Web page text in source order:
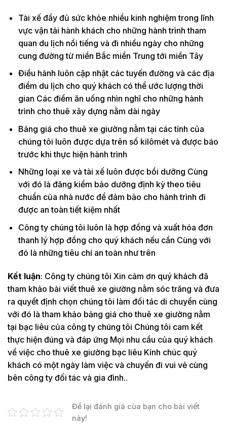
Tài xế đầy đủ sức khỏe nhiều kinh nghiệm trong lĩnh
vực vận tải hành khách cho những hành trình tham
quan du lịch nổi tiếng và đi nhiều ngày cho những
cung đường từ miền Bắc miền Trung tới miền Tây
Điều hành luôn cập nhật các tuyến đường và các địa
điểm du lịch cho quý khách có thể ước lượng thời
gian Các điểm ăn uống nhìn nghĩ cho những hành
trình cho thuê xây dựng nằm dài ngày
Bảng giá cho thuê xe giường nằm tại các tỉnh của
chúng tôi luôn được dựa trên số kilômét và được báo
trước khi thực hiện hành trình
Những loại xe và tài xế luôn được bồi dưỡng Cùng
với đó là đăng kiểm bảo dưỡng định kỳ theo tiêu
chuẩn của nhà nước để đảm bảo cho hành trình đi
được an toàn tiết kiệm nhất
Công ty chúng tôi luôn là hợp đồng và xuất hóa đơn
thanh lý hợp đồng cho quý khách nếu cần Cùng với
đó là những tiêu chí an toàn như trên
Kết luận: Công ty chúng tôi Xin cảm ơn quý khách đã
tham khảo bài viết thuê xe giường nằm sóc trăng và đưa
ra quyết định chọn chúng tôi làm đối tác di chuyển cùng
với đó là tham khảo bảng giá cho thuê xe giường nằm
tại bạc liêu của công ty chúng tôi Chúng tôi cam kết
thực hiện đúng và đáp ứng Mọi nhu cầu của quý khách
về việc cho thuê xe giường bạc liêu Kính chúc quý
khách có một ngày làm việc và chuyến đi vui vẻ cùng
bên công ty đối tác và gia đình..
Để lại đánh giá của bạn cho bài viết
này!